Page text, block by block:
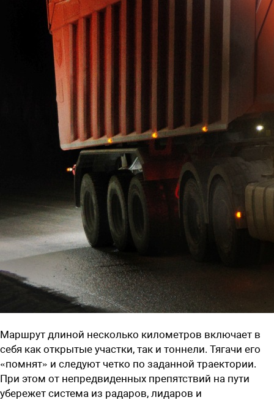
Маршрут длиной несколько километров включает в
себя как открытые участки, так и тоннели. Тягачи его
«помнят» и следуют четко по заданной траектории.
При этом от непредвиденных препятствий на пути
убережет система из радаров, лидаров и